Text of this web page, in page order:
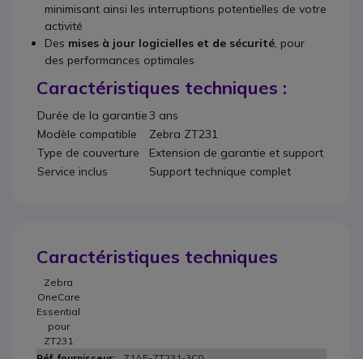
minimisant ainsi les interruptions potentielles de votre
activité
Des mises à jour logicielles et de sécurité, pour
des performances optimales
Caractéristiques techniques :
Durée de la garantie3 ans
Modèle compatible
Zebra ZT231
Type de couverture
Extension de garantie et support
Service inclus
Support technique complet
Caractéristiques techniques
Zebra
OneCare
Essential
pour
ZT231